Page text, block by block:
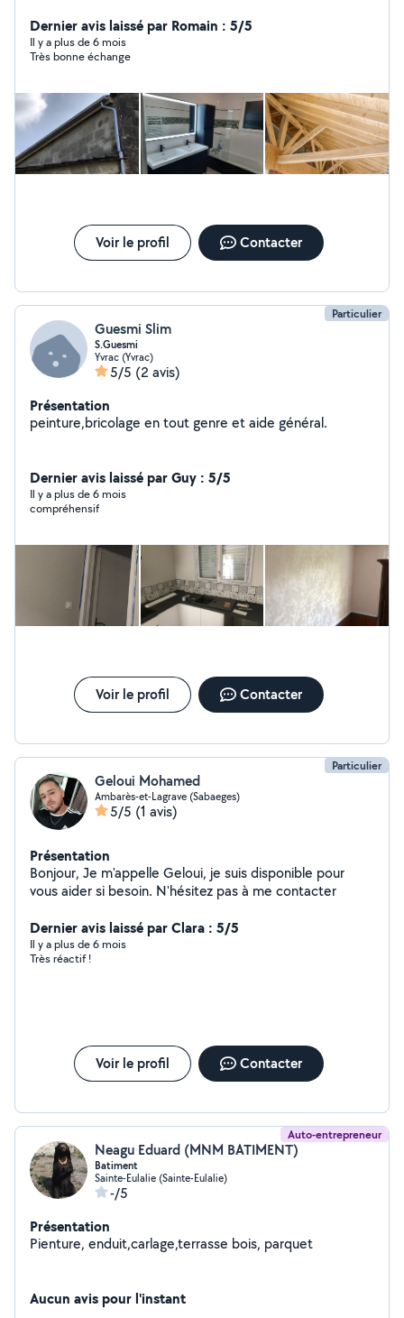
Dernier avis laissé par Romain : 5/5
Il y a plus de 6 mois
Très bonne échange
Voir le profil Contacter
Particulier
Guesmi Slim
S.Guesmi
Yvrac (Yvrac)
5/5 (2 avis)
Présentation
peinture,bricolage en tout genre et aide général.
Dernier avis laissé par Guy : 5/5
Il y a plus de 6 mois
compréhensif
Voir le profil Contacter
Particulier
Geloui Mohamed
Ambarès-et-Lagrave (Sabaeges)
5/5 (1 avis)
Présentation
Bonjour, Je m'appelle Geloui, je suis disponible pour
vous aider si besoin. N'hésitez pas à me contacter
Dernier avis laissé par Clara : 5/5
Il y a plus de 6 mois
Très réactif !
Voir le profil Contacter
Auto-entrepreneur
Neagu Eduard (MNM BATIMENT)
Batiment
Sainte-Eulalie (Sainte-Eulalie)
-/5
Présentation
Pienture, enduit,carlage,terrasse bois, parquet
Aucun avis pour l'instant